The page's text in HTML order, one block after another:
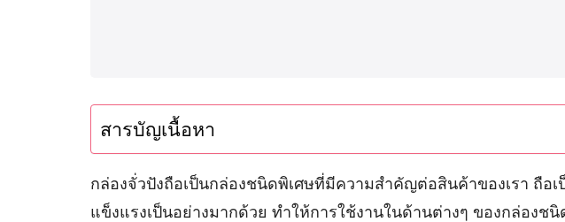
สารบัญเนื้อหา
กล่องจั่วปังถือเป็นกล่องชนิดพิเศษที่มีความสำคัญต่อสินค้าของเรา ถื
แข็งแรงเป็นอย่างมากด้วย ทำให้การใช้งานในด้านต่างๆ ของกล่องช